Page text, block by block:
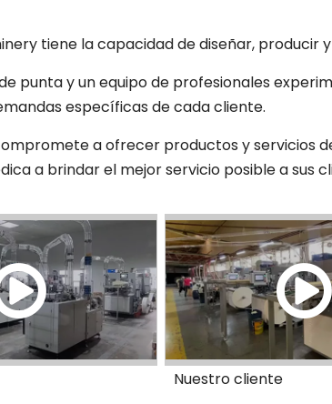
tiene la capacidad de diseñar, producir
punta y un equipo de profesionales
específicas de cada cliente.
a ofrecer productos y servicios
a brindar el mejor servicio posible a sus
Nuestro cliente